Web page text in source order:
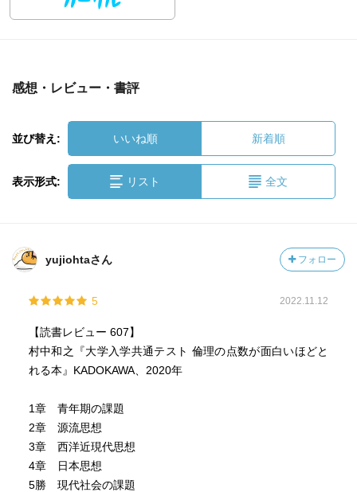
感想・レビュー・書評
並び替え: いいね順 新着順
表示形式: リスト 全文
yujiohtaさん フォロー
5 2022.11.12
【読書レビュー 607】
村中和之『大学入学共通テスト 倫理の点数が面白いほどと
れる本』KADOKAWA、2020年
1章 青年期の課題
2章 源流思想
3章 西洋近現代思想
4章 日本思想
5勝 現代社会の課題